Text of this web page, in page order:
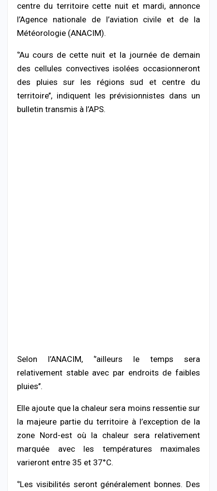
centre du territoire cette nuit et mardi, annonce
l’Agence nationale de l’aviation civile et de la
Météorologie (ANACIM).
‘’Au cours de cette nuit et la journée de demain
des cellules convectives isolées occasionneront
des pluies sur les régions sud et centre du
territoire’’, indiquent les prévisionnistes dans un
bulletin transmis à l’APS.
Selon l’ANACIM, ‘’ailleurs le temps sera
relativement stable avec par endroits de faibles
pluies’’.
Elle ajoute que la chaleur sera moins ressentie sur
la majeure partie du territoire à l’exception de la
zone Nord-est où la chaleur sera relativement
marquée avec les températures maximales
varieront entre 35 et 37°C.
‘’Les visibilités seront généralement bonnes. Des